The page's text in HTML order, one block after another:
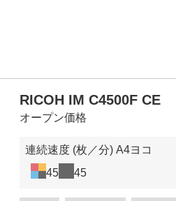
RICOH IM C4500F CE
オープン価格
連続速度 (枚／分) A4ヨコ
45
45